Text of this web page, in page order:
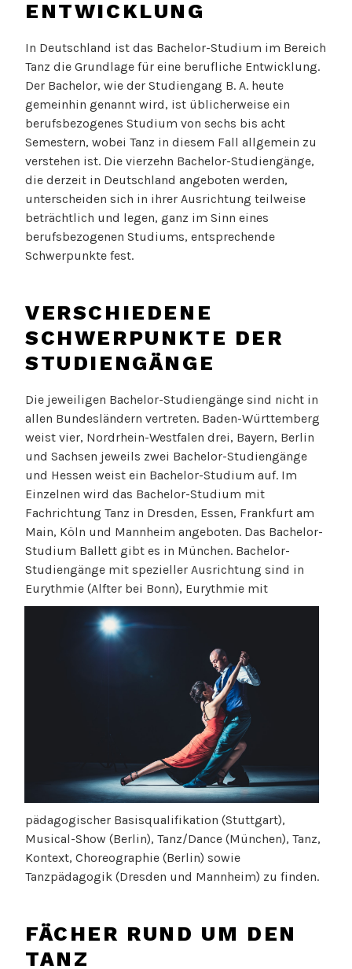
ENTWICKLUNG
In Deutschland ist das Bachelor-Studium im Bereich
Tanz die Grundlage für eine berufliche Entwicklung.
Der Bachelor, wie der Studiengang B. A. heute
gemeinhin genannt wird, ist üblicherweise ein
berufsbezogenes Studium von sechs bis acht
Semestern, wobei Tanz in diesem Fall allgemein zu
verstehen ist. Die vierzehn Bachelor-Studiengänge,
die derzeit in Deutschland angeboten werden,
unterscheiden sich in ihrer Ausrichtung teilweise
beträchtlich und legen, ganz im Sinn eines
berufsbezogenen Studiums, entsprechende
Schwerpunkte fest.
VERSCHIEDENE
SCHWERPUNKTE DER
STUDIENGÄNGE
Die jeweiligen Bachelor-Studiengänge sind nicht in
allen Bundesländern vertreten. Baden-Württemberg
weist vier, Nordrhein-Westfalen drei, Bayern, Berlin
und Sachsen jeweils zwei Bachelor-Studiengänge
und Hessen weist ein Bachelor-Studium auf. Im
Einzelnen wird das Bachelor-Studium mit
Fachrichtung Tanz in Dresden, Essen, Frankfurt am
Main, Köln und Mannheim angeboten. Das Bachelor-
Studium Ballett gibt es in München. Bachelor-
Studiengänge mit spezieller Ausrichtung sind in
Eurythmie (Alfter bei Bonn), Eurythmie mit
pädagogischer Basisqualifikation (Stuttgart),
Musical-Show (Berlin), Tanz/Dance (München), Tanz,
Kontext, Choreographie (Berlin) sowie
Tanzpädagogik (Dresden und Mannheim) zu finden.
FÄCHER RUND UM DEN
TANZ